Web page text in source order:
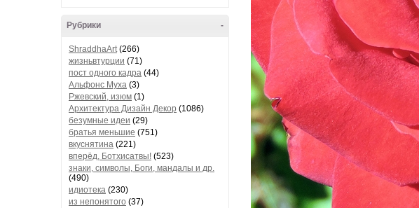
-
Рубрики
ShraddhaArt(266)
жизньвтурции (71)
пост одного кадра (44)
Альфонс Муха (3)
Ржевский, изюм (1)
Архитектура Дизайн Декор (1086)
безумные идеи (29)
братья меньшие (751)
вкуснятина (221)
вперёд, Ботхисатвы! (523)
знаки, символы, Боги, мандалы и др.
(490)
идиотека (230)
из непонятого (37)